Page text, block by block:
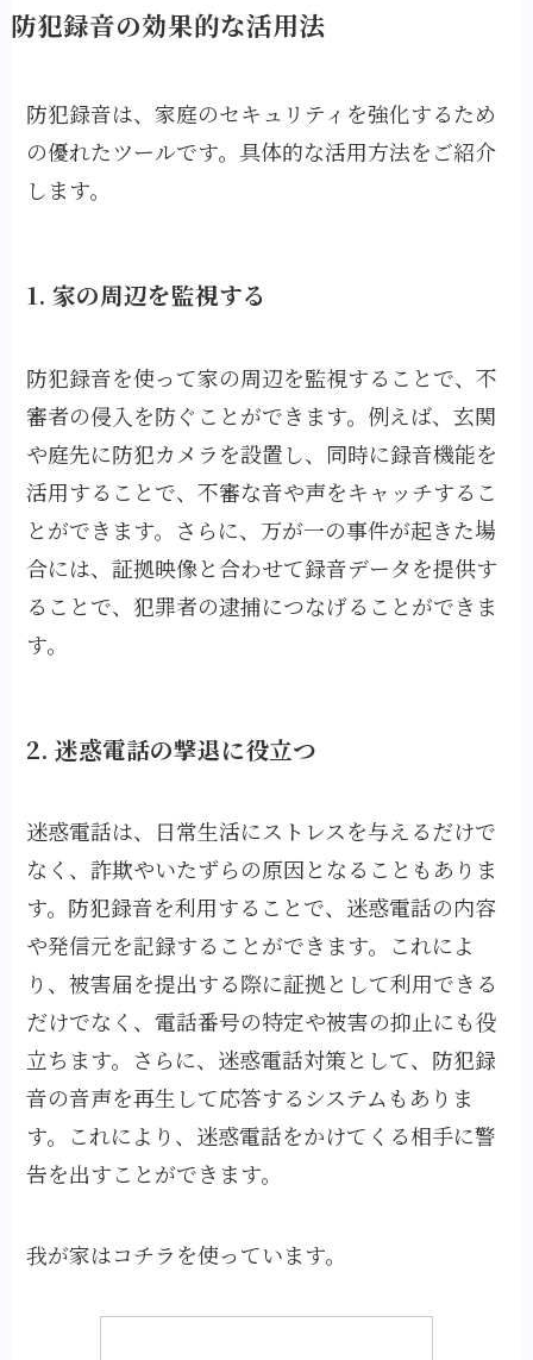
防犯録音の効果的な活用法
防犯録音は、家庭のセキュリティを強化するため
の優れたツールです。具体的な活用方法をご紹介
します。
1. 家の周辺を監視する
防犯録音を使って家の周辺を監視することで、不
審者の侵入を防ぐことができます。例えば、玄関
や庭先に防犯カメラを設置し、同時に録音機能を
活用することで、不審な音や声をキャッチするこ
とができます。さらに、万が一の事件が起きた場
合には、証拠映像と合わせて録音データを提供す
ることで、犯罪者の逮捕につなげることができま
す。
2. 迷惑電話の撃退に役立つ
迷惑電話は、日常生活にストレスを与えるだけで
なく、詐欺やいたずらの原因となることもありま
す。防犯録音を利用することで、迷惑電話の内容
や発信元を記録することができます。これによ
り、被害届を提出する際に証拠として利用できる
だけでなく、電話番号の特定や被害の抑止にも役
立ちます。さらに、迷惑電話対策として、防犯録
音の音声を再生して応答するシステムもありま
す。これにより、迷惑電話をかけてくる相手に警
告を出すことができます。
我が家はコチラを使っています。